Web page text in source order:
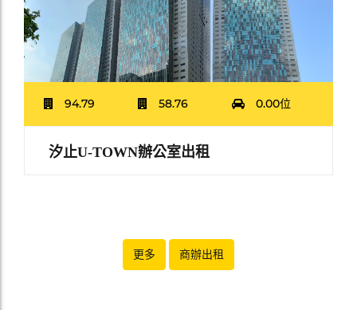
94.79 58.76 0.00位
汐止U-TOWN辦公室出租
更多 商辦出租